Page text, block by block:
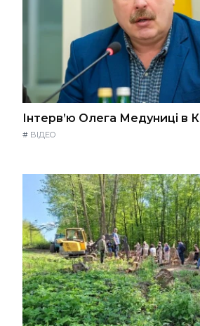
Інтерв’ю Олега Медуниці в
# ВІДЕО